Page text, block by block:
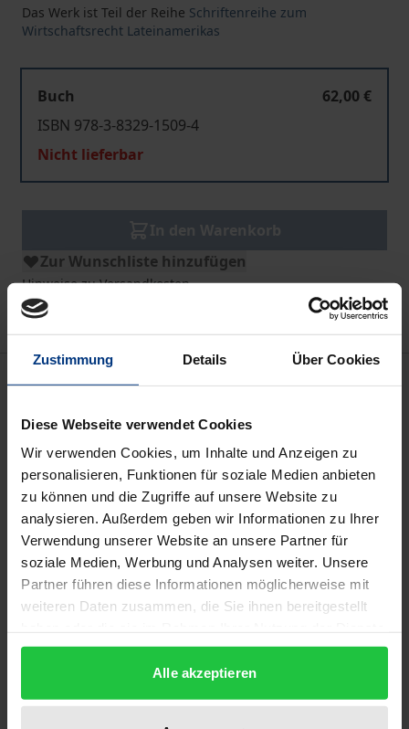
Zustimmung Details Über Cookies
Diese Webseite verwendet Cookies
Wir verwenden Cookies, um Inhalte und Anzeigen zu
personalisieren, Funktionen für soziale Medien anbieten
zu können und die Zugriffe auf unsere Website zu
analysieren. Außerdem geben wir Informationen zu Ihrer
Verwendung unserer Website an unsere Partner für
soziale Medien, Werbung und Analysen weiter. Unsere
Partner führen diese Informationen möglicherweise mit
weiteren Daten zusammen, die Sie ihnen bereitgestellt
gesammelt haben.
Alle akzeptieren
Das Werk ist Teil der Reihe Schriftenreihe zum
Wirtschaftsrecht Lateinamerikas
Buch
62,00 €
ISBN 978-3-8329-1509-4
Nicht lieferbar
Zur Wunschliste hinzufügen
Hinweise zu Versandkosten
Die Arbeit untersucht, ob und wie geistige
Eigentumsrechte in Argentinien, Brasilien und
Mexiko durchgesetzt werden können und
beschränkt sich dabei auf das Patent-, Marken- und
Softwareurheberrecht. Als Prüfungsmaßstab dient
das TRIPS-Übereinkommen, dessen Herkunft und
Status zunächst erläutert wird.
In den Länderkapiteln, denen Angaben über die